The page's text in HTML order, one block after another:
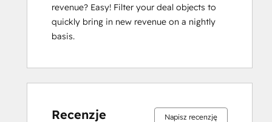
revenue? Easy! Filter your deal objects to
quickly bring in new revenue on a nightly
basis.
Recenzje Napisz recenzję